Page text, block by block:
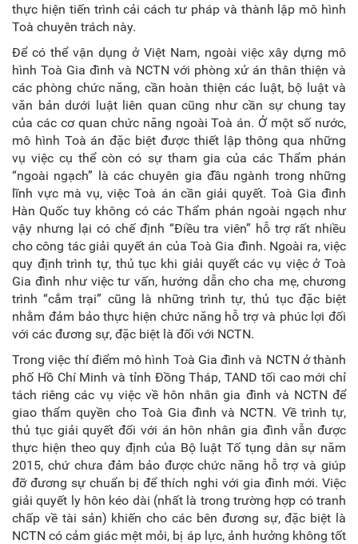
thực hiện tiến trình cải cách tư pháp và thành lập mô hình
Toà chuyên trách này.
Để có thể vận dụng ở Việt Nam, ngoài việc xây dựng mô
hình Toà Gia đình và NCTN với phòng xử án thân thiện và
các phòng chức năng, cần hoàn thiện các luật, bộ luật và
văn bản dưới luật liên quan cũng như cần sự chung tay
của các cơ quan chức năng ngoài Toà án. Ở một số nước,
mô hình Toà án đặc biệt được thiết lập thông qua những
vụ việc cụ thể còn có sự tham gia của các Thẩm phán
“ngoài ngạch” là các chuyên gia đầu ngành trong những
lĩnh vực mà vụ, việc Toà án cần giải quyết. Toà Gia đình
Hàn Quốc tuy không có các Thẩm phán ngoài ngạch như
vậy nhưng lại có chế định “Điều tra viên” hỗ trợ rất nhiều
cho công tác giải quyết án của Toà Gia đình. Ngoài ra, việc
quy định trình tự, thủ tục khi giải quyết các vụ việc ở Toà
Gia đình như việc tư vấn, hướng dẫn cho cha mẹ, chương
trình “cắm trại” cũng là những trình tự, thủ tục đặc biệt
nhằm đảm bảo thực hiện chức năng hỗ trợ và phúc lợi đối
với các đương sự, đặc biệt là đối với NCTN.
Trong việc thí điểm mô hình Toà Gia đình và NCTN ở thành
phố Hồ Chí Minh và tỉnh Đồng Tháp, TAND tối cao mới chỉ
tách riêng các vụ việc về hôn nhân gia đình và NCTN để
giao thẩm quyền cho Toà Gia đình và NCTN. Về trình tự,
thủ tục giải quyết đối với án hôn nhân gia đình vẫn được
thực hiện theo quy định của Bộ luật Tố tụng dân sự năm
2015, chứ chưa đảm bảo được chức năng hỗ trợ và giúp
đỡ đương sự chuẩn bị để thích nghi với gia đình mới. Việc
giải quyết ly hôn kéo dài (nhất là trong trường hợp có tranh
chấp về tài sản) khiến cho các bên đương sự, đặc biệt là
NCTN có cảm giác mệt mỏi, bị áp lực, ảnh hưởng không tốt